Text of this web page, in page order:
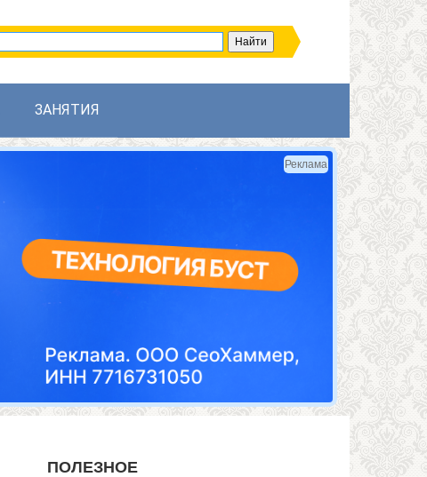
ЗАНЯТИЯ
Реклама
ПОЛЕЗНОЕ